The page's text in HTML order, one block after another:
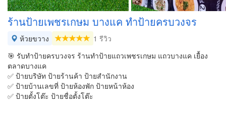
ร้านป้ายเพชรเกษม บางแค ทำป้ายครบวงจร
ห้วยขวาง
1 รีวิว
🎯 รับทำป้ายครบวงจร ร้านทำป้ายแถวเพชรเกษม แถวบางแค เยื้อง
ตลาดบางแค
✅ ป้ายบริษัท ป้ายร้านค้า ป้ายสำนักงาน
✅ ป้ายบ้านเลขที่ ป้ายห้องพัก ป้ายหน้าห้อง
✅ ป้ายตั้งโต๊ะ ป้ายชื่อตั้งโต๊ะ